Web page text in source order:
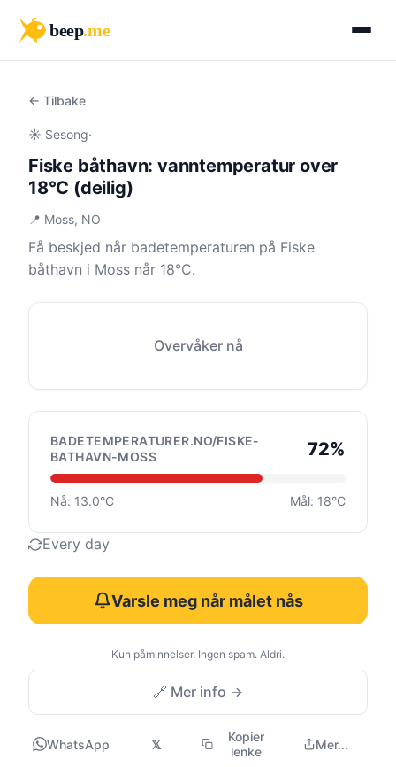
beep.me
← Tilbake
☀️ Sesong·
Fiske båthavn: vanntemperatur over
18°C (deilig)
📍 Moss, NO
Få beskjed når badetemperaturen på Fiske
båthavn i Moss når 18°C.
Overvåker nå
BADETEMPERATURER.NO/FISKE-
BATHAVN-MOSS
72%
Nå: 13.0°C Mål: 18°C
Every day
Varsle meg når målet nås
Kun påminnelser. Ingen spam. Aldri.
🔗 Mer info →
WhatsApp 𝕏
Kopier
lenke
Mer...